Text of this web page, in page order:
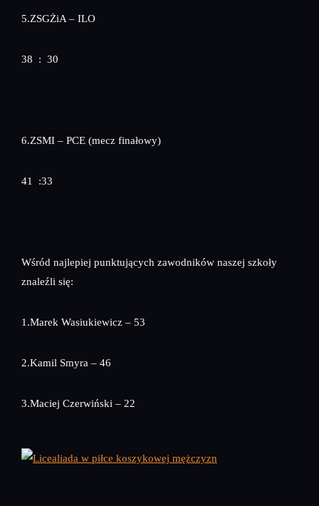
5.ZSGŻiA – ILO
38 : 30
6.ZSMI – PCE (mecz finałowy)
41 :33
Wśród najlepiej punktujących zawodników naszej szkoły
znaleźli się:
1.Marek Wasiukiewicz – 53
2.Kamil Smyra – 46
3.Maciej Czerwiński – 22